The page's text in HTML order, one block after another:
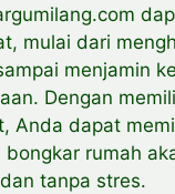
mulai dari
menjamin
Dengan
Anda dapat
rumah
tanpa stres.